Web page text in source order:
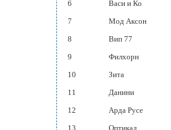
6
Васи и Ко
7
Мод Аксон
8
Вип 77
9
Филхорн
10
Зита
11
Данини
12
Арда Русе
13
Оптикад